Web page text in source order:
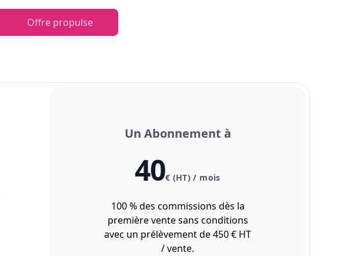
Offre propulse
Un Abonnement à
40€ (HT) / mois
100 % des commissions dès la
première vente sans conditions
avec un prélèvement de 450 € HT
/ vente.